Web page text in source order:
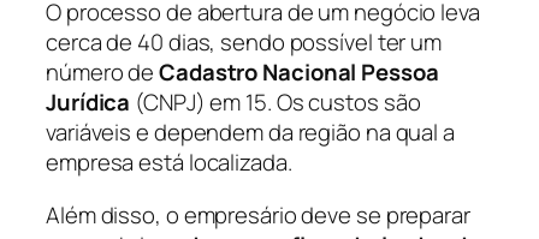
O processo de abertura de um negócio leva
cerca de 40 dias, sendo possível ter um
número deCadastro Nacional Pessoa
Jurídica (CNPJ) em 15. Os custos são
variáveis e dependem da região na qual a
empresa está localizada.
Além disso, o empresário deve se preparar